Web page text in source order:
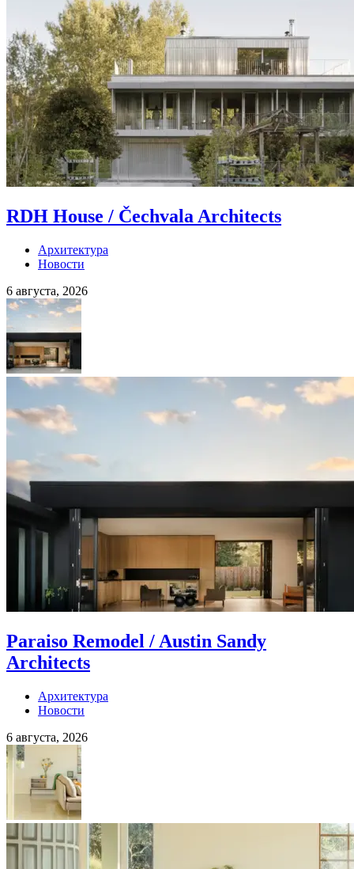
RDH House / Čechvala Architects
Архитектура
Новости
6 августа, 2026
Paraiso Remodel / Austin Sandy
Architects
Архитектура
Новости
6 августа, 2026